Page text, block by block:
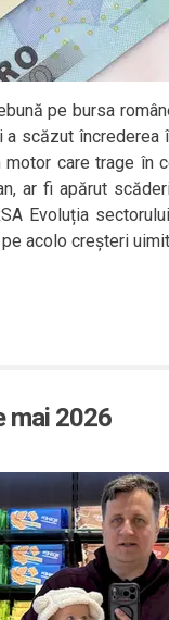
pe bursa
scăzut încrederea
care trage în
ar fi apărut
Evoluția
acolo creșteri
mai 2026